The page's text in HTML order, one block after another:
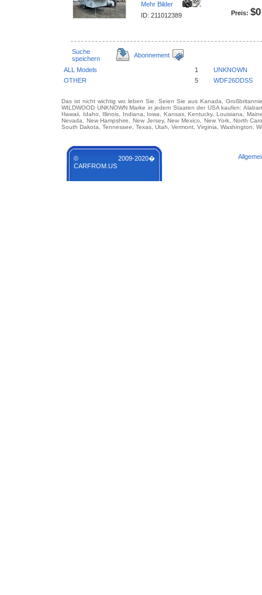
Mehr Bilder
ID: 211012389
Preis: $0
Suche
speichern
Abonnement
ALL Models 1
UNKNOWN
OTHER
5 WDF26DDSS
Das ist nicht wichtig wo leben Sie. Seien Sie aus Kanada,
WILDWOOD UNKNOWN Marke in jedem Staaten der USA kaufen:
Hawaii, Idaho, Illinois, Indiana, Iowa, Kansas, Kentucky, Louisiana,
Nevada, New Hampshire, New Jersey, New Mexico, New York, North
South Dakota, Tennessee, Texas, Utah, Vermont, Virginia, Washington,
© 2009-2020�
CARFROM.US